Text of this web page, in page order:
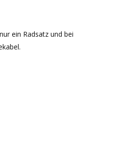
ein Radsatz und bei